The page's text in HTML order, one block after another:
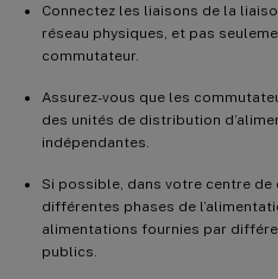
Connectez les liaisons de la
réseau physiques, et pas
commutateur.
Assurez-vous que les
des unités de distribution
indépendantes.
Si possible, dans votre centre de
différentes phases de
alimentations fournies par
publics.